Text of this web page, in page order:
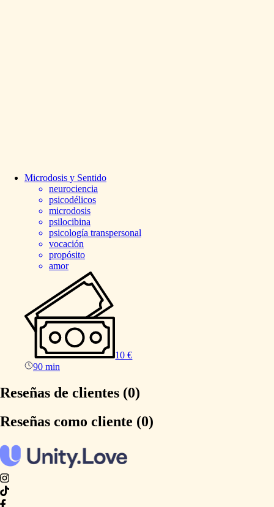
Microdosis y Sentido
neurociencia
psicodélicos
microdosis
psilocibina
psicología transpersonal
vocación
propósito
amor
10 €
90 min
Reseñas de clientes (0)
Reseñas como cliente (0)